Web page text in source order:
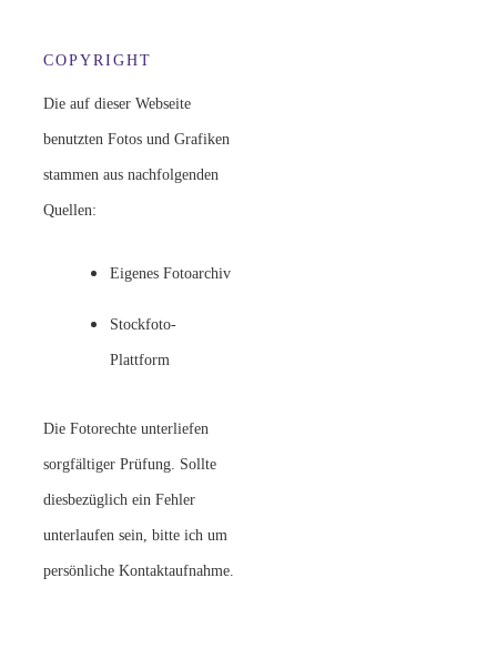
COPYRIGHT
Die auf dieser Webseite
benutzten Fotos und Grafiken
stammen aus nachfolgenden
Quellen:
Eigenes Fotoarchiv
Stockfoto-
Plattform
Die Fotorechte unterliefen
sorgfältiger Prüfung. Sollte
diesbezüglich ein Fehler
unterlaufen sein, bitte ich um
persönliche Kontaktaufnahme.